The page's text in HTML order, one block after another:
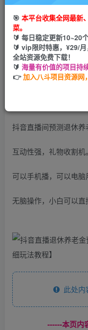
会员免费
您当前
抖音直播间预测退休养
互动性强，礼物收割机。
可以手机播，可以电脑
无脑操作，小白可以直
此处内
------本页内
🎯 本平台收集全网最新
菜。
🔰 每日稳定更新10~20
🔰 vip限时特惠，¥29/
全站资源免费下载！
🔰 海量有价值的项目持
👉加入八斗项目资源网